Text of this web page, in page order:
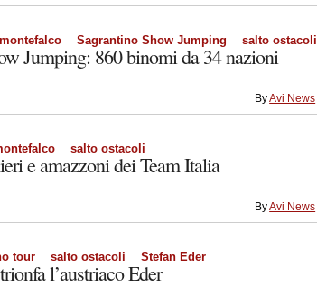
montefalco Sagrantino Show Jumping salto ostacoli
Jumping: 860 binomi da 34 nazioni
ByAvi News
salto ostacoli
e amazzoni dei Team Italia
ByAvi News
tour salto ostacoli Stefan Eder
l’austriaco Eder